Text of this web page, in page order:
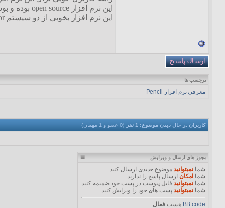
این نرم افزار open source بوده و بوسیله ی زبان C++ نوشته شده است ، همچنین از کتابخانه های Qt نیز در طراحی و نوشتن نرم افزار استفاده شده است.
این نرم افزار بخوبی از دو سیستم Vector و Pixel پشتیبانی میکند.
برچسب ها
معرفی نرم افزار Pencil
کاربران در حال دیدن موضوع: 1 نفر (0 عضو و 1 مهمان)
مجوز های ارسال و ویرایش
شما نمیتوانیدموضوع جدیدی ارسال کنید
شما امکانارسال پاسخ را ندارید
شما نمیتوانیدفایل پیوست در پست خود ضمیمه کنید
شما نمیتوانیدپست های خود را ویرایش کنید
BB code هست فعال